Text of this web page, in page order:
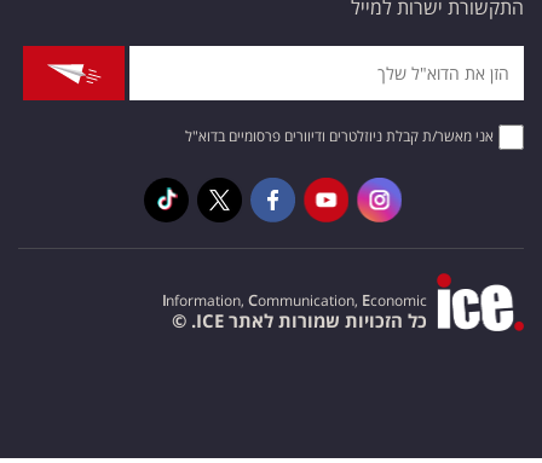
התקשורת ישרות למייל
אני מאשר/ת קבלת ניוזלטרים ודיוורים פרסומיים בדוא"ל
Information, Communication, Economic
כל הזכויות שמורות לאתר ICE. ©